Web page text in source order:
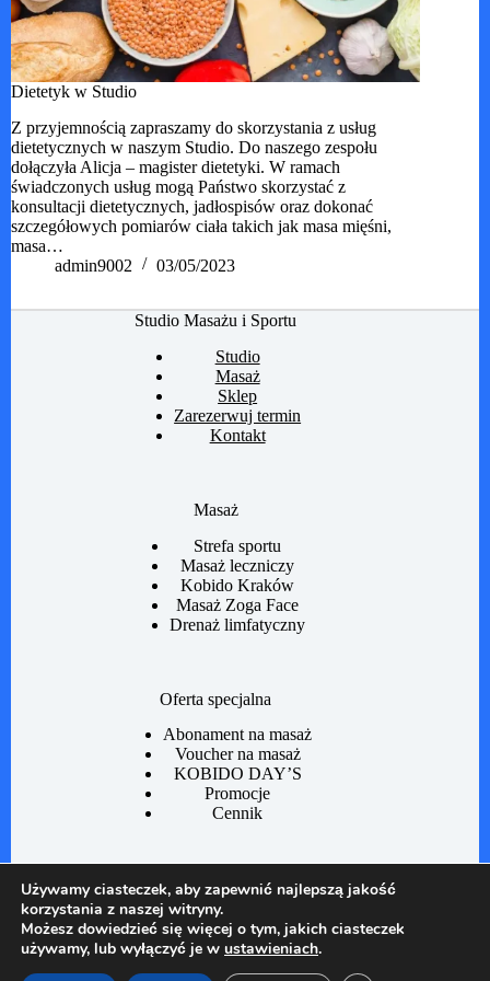
Dietetyk w Studio
Z przyjemnością zapraszamy do skorzystania z usług
dietetycznych w naszym Studio. Do naszego zespołu
dołączyła Alicja – magister dietetyki. W ramach
świadczonych usług mogą Państwo skorzystać z
konsultacji dietetycznych, jadłospisów oraz dokonać
szczegółowych pomiarów ciała takich jak masa mięśni,
masa…
admin9002
03/05/2023
Studio Masażu i Sportu
Studio
Masaż
Sklep
Zarezerwuj termin
Kontakt
Masaż
Strefa sportu
Masaż leczniczy
Kobido Kraków
Masaż Zoga Face
Drenaż limfatyczny
Oferta specjalna
Abonament na masaż
Voucher na masaż
KOBIDO DAY’S
Promocje
Cennik
Informacje
Regulamin Studio
Sklep
Regulamin zakupów
Używamy ciasteczek, aby zapewnić najlepszą jakość
korzystania z naszej witryny.
Możesz dowiedzieć się więcej o tym, jakich ciasteczek
używamy, lub wyłączyć je w ustawieniach.